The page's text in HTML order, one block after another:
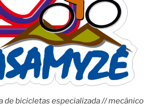
de bicicletas especializada // mecânico